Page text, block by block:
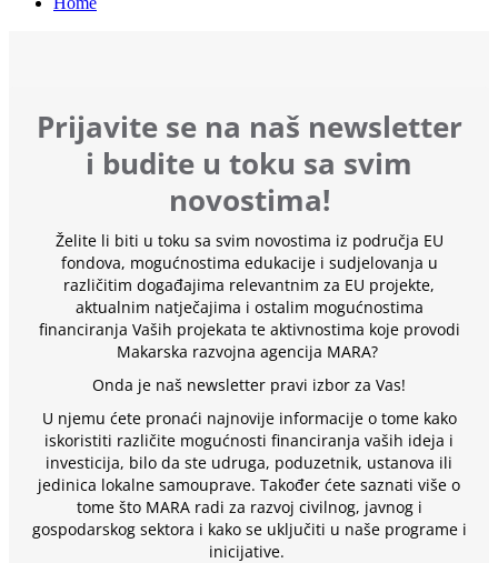
Prijavite se na naš newsletter
i budite u toku sa svim
novostima!
Želite li biti u toku sa svim novostima iz područja EU
fondova, mogućnostima edukacije i sudjelovanja u
različitim događajima relevantnim za EU projekte,
aktualnim natječajima i ostalim mogućnostima
financiranja Vaših projekata te aktivnostima koje provodi
Makarska razvojna agencija MARA?
Onda je naš newsletter pravi izbor za Vas!
U njemu ćete pronaći najnovije informacije o tome kako
iskoristiti različite mogućnosti financiranja vaših ideja i
investicija, bilo da ste udruga, poduzetnik, ustanova ili
jedinica lokalne samouprave. Također ćete saznati više o
tome što MARA radi za razvoj civilnog, javnog i
gospodarskog sektora i kako se uključiti u naše programe i
inicijative.